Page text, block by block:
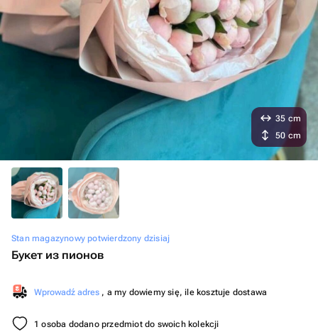
Stan magazynowy potwierdzony dzisiaj
Букет из пионов
Wprowadź adres , a my dowiemy się, ile kosztuje dostawa
1 osoba dodano przedmiot do swoich kolekcji
35 cm
50 cm